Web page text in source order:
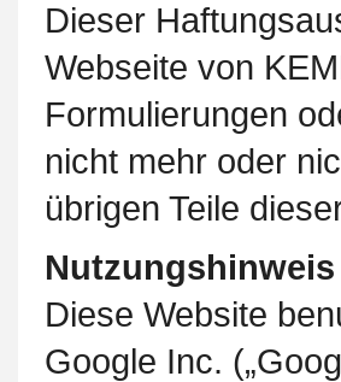
Dieser
Webseite von
Formulierungen
nicht mehr oder
übrigen Teile
Diese Website
Google Inc.